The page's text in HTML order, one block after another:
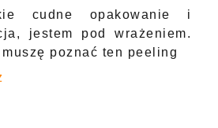
cudne opakowanie i
jestem pod wrażeniem.
poznać ten peeling